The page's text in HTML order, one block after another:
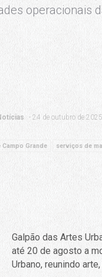
operacionais
24 de outubro de 2025
Grande serviços de
Galpão das Artes
até 20 de agosto a
Urbano, reunindo